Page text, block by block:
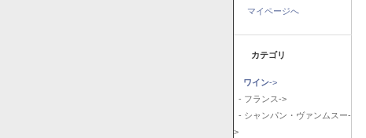
マイページへ
カテゴリ
ワイン->
- フランス->
- シャンパン・ヴァンムスー-
>